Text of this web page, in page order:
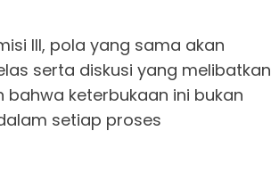
III, pola yang sama akan
serta diskusi yang melibatkan
bahwa keterbukaan ini bukan
setiap proses